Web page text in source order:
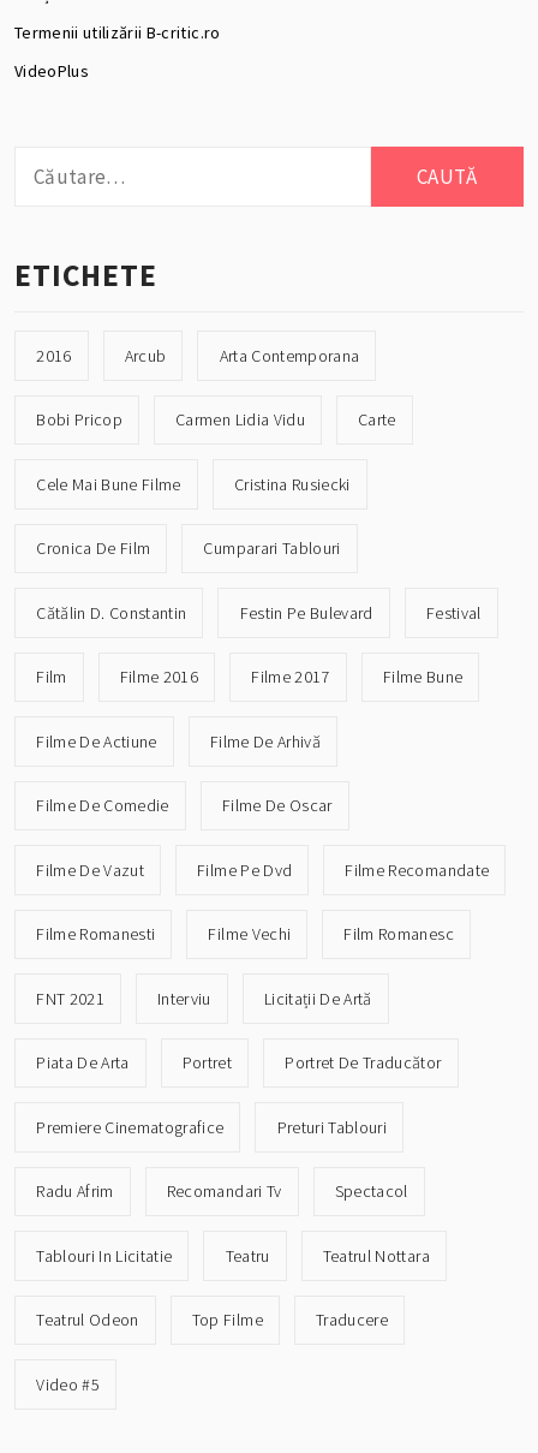
Termenii utilizării B-critic.ro
VideoPlus
după:
ETICHETE
2016 Arcub Arta Contemporana
Bobi Pricop Carmen Lidia Vidu Carte
Cele Mai Bune Filme Cristina Rusiecki
Cronica De Film Cumparari Tablouri
Cătălin D. Constantin Festin Pe Bulevard Festival
Film Filme 2016 Filme 2017 Filme Bune
Filme De Actiune Filme De Arhivă
Filme De Comedie Filme De Oscar
Filme De Vazut Filme Pe Dvd Filme Recomandate
Filme Romanesti Filme Vechi Film Romanesc
FNT 2021 Interviu Licitații De Artă
Piata De Arta Portret Portret De Traducător
Premiere Cinematografice Preturi Tablouri
Radu Afrim Recomandari Tv Spectacol
Tablouri In Licitatie Teatru Teatrul Nottara
Teatrul Odeon Top Filme Traducere
Video #5